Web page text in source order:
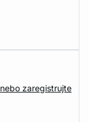
zaregistrujte